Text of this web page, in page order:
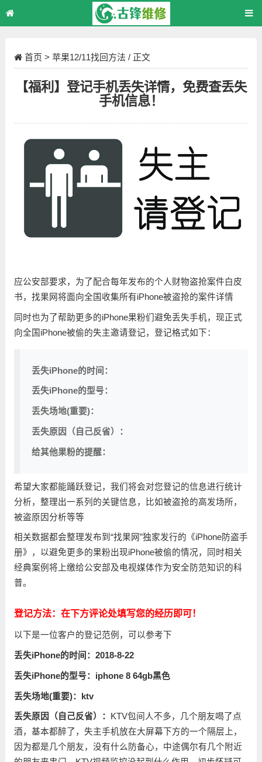
首页 > 苹果12/11找回方法 / 正文
【福利】登记手机丢失详情，免费查丢失
手机信息！
应公安部要求，为了配合每年发布的个人财物盗抢案件白皮
书，找果网将面向全国收集所有iPhone被盗抢的案件详情
同时也为了帮助更多的iPhone果粉们避免丢失手机，现正式
向全国iPhone被偷的失主邀请登记，登记格式如下：
丢失iPhone的时间：
丢失iPhone的型号：
丢失场地(重要)：
丢失原因（自己反省）：
给其他果粉的提醒：
希望大家都能踊跃登记，我们将会对您登记的信息进行统计
分析，整理出一系列的关键信息，比如被盗抢的高发场所，
被盗原因分析等等
相关数据都会整理发布到“找果网”独家发行的《iPhone防盗手
册》，以避免更多的果粉出现iPhone被偷的情况，同时相关
经典案例将上缴给公安部及电视媒体作为安全防范知识的科
普。
登记方法：在下方评论处填写您的经历即可！
以下是一位客户的登记范例，可以参考下
丢失iPhone的时间：2018-8-22
丢失iPhone的型号：iphone 8 64gb黑色
丢失场地(重要)：ktv
丢失原因（自己反省）：
KTV包间人不多，几个朋友喝了点
酒，基本都醉了，失主手机放在大屏幕下方的一个隔层上，
因为都是几个朋友，没有什么防备心，中途偶尔有几个附近